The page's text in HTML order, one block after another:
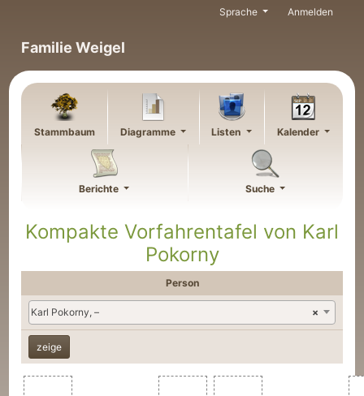
Familie Weigel
Sprache Anmelden
Stammbaum Diagramme Listen Kalender
Berichte Suche
Kompakte Vorfahrentafel von Karl
Pokorny
Person
×
Karl Pokorny, –